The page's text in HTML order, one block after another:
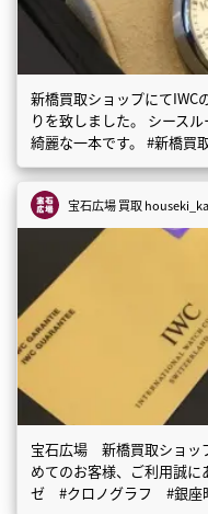
新橋買取ショップにてIWC
りを致しました。 シース
綺麗な一本です。 #新橋買
宝石広場 買取
宝石広場 新橋買取ショッ
めてのお客様、ご利用誠
ゼ #クロノグラフ #銀座